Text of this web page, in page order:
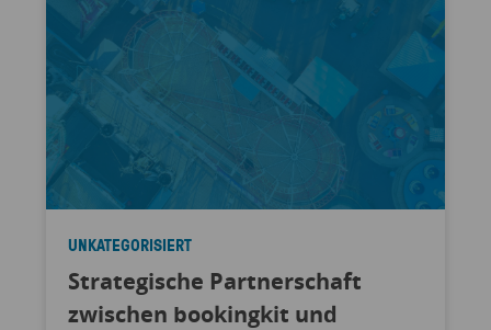
UNKATEGORISIERT
Strategische Partnerschaft
zwischen bookingkit und